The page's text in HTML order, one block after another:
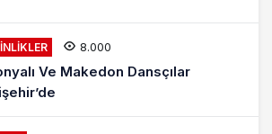
8.000
Ve Makedon Dansçılar